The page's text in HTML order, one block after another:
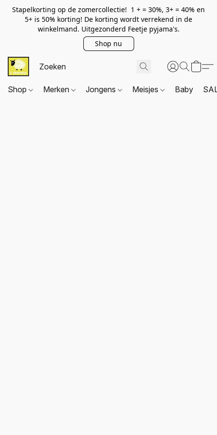
Stapelkorting op de zomercollectie! 1 + = 30%, 3+ = 40% en
5+ is 50% korting! De korting wordt verrekend in de
winkelmand. Uitgezonderd Feetje pyjama's.
Shop nu
Shop Merken Jongens Meisjes Baby